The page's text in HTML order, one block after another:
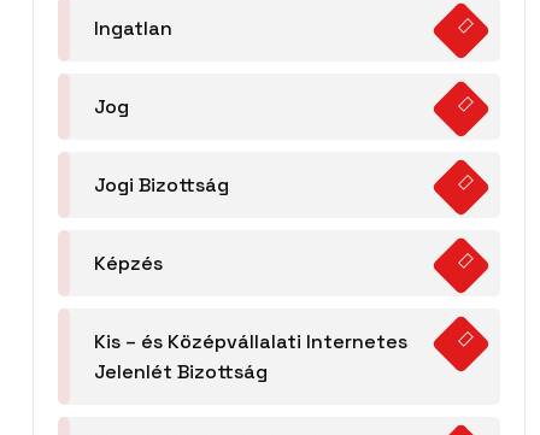
Ingatlan
Jog
Jogi Bizottság
Képzés
Kis – és Középvállalati Internetes
Jelenlét Bizottság